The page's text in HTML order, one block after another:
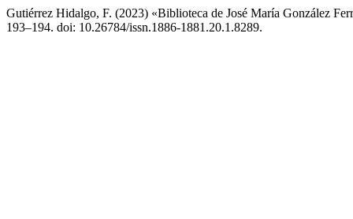
Gutiérrez Hidalgo, F. (2023) «Biblioteca de José María González
193–194. doi: 10.26784/issn.1886-1881.20.1.8289.